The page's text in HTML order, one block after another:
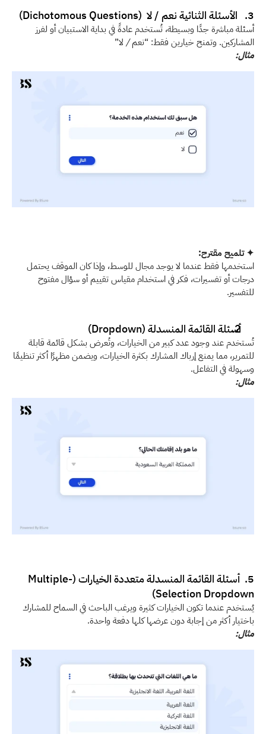
3.   الأسئلة الثنائية نعم / لا  (Dichotomous Questions)
المشاركين. وتمنح خيارين فقط: “نعم / لا”
مثال:
✦ تلميح مقترح:
للتفسير.
أسئلة القائمة المنسدلة (Dropdown)
وسهولة في التفاعل.
مثال:
5.  أسئلة القائمة المنسدلة متعددة الخيارات (Multiple-
Selection Dropdown)
باختيار أكثر من إجابة دون عرضها كلها دفعة واحدة.
مثال: